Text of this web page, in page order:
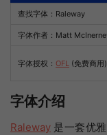
查找字体： Raleway
字体作者：Matt
字体授权： OFL (免费商用)
字体介绍
Raleway 是一套优